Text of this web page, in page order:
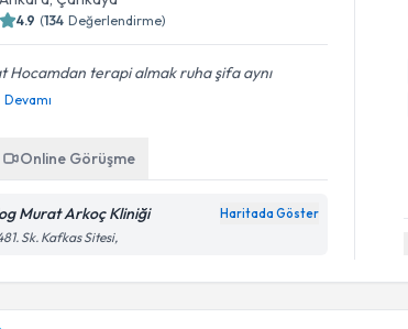
4.9 (134 Değerlendirme)
Hocamdan terapi almak ruha şifa aynı
Devamı
Online Görüşme
Murat Arkoç Kliniği Haritada Göster
Sk. Kafkas Sitesi,